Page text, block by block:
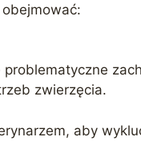
zwierzęcia.
aby